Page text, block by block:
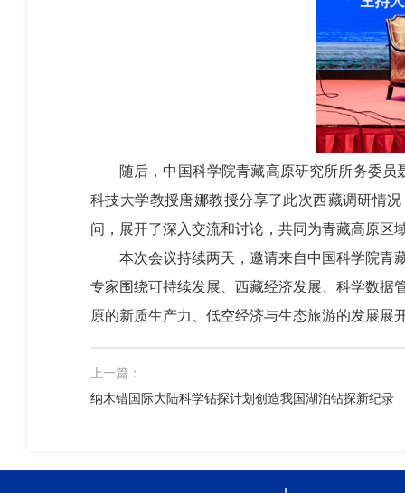
随后，中国科学院青藏高原研究所所务委
科技大学教授唐娜教授分享了此次西藏调研情
问，展开了深入交流和讨论，共同为青藏高原区
本次会议持续两天，邀请来自中国科学院青
专家围绕可持续发展、西藏经济发展、科学数据
原的新质生产力、低空经济与生态旅游的发展展
上一篇：
纳木错国际大陆科学钻探计划创造我国湖泊钻探新纪录